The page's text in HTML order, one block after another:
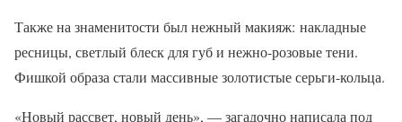
Также на знаменитости был нежный макияж: накладные
ресницы, светлый блеск для губ и нежно-розовые тени.
Фишкой образа стали массивные золотистые серьги-кольца.
«Новый рассвет, новый день», — загадочно написала под